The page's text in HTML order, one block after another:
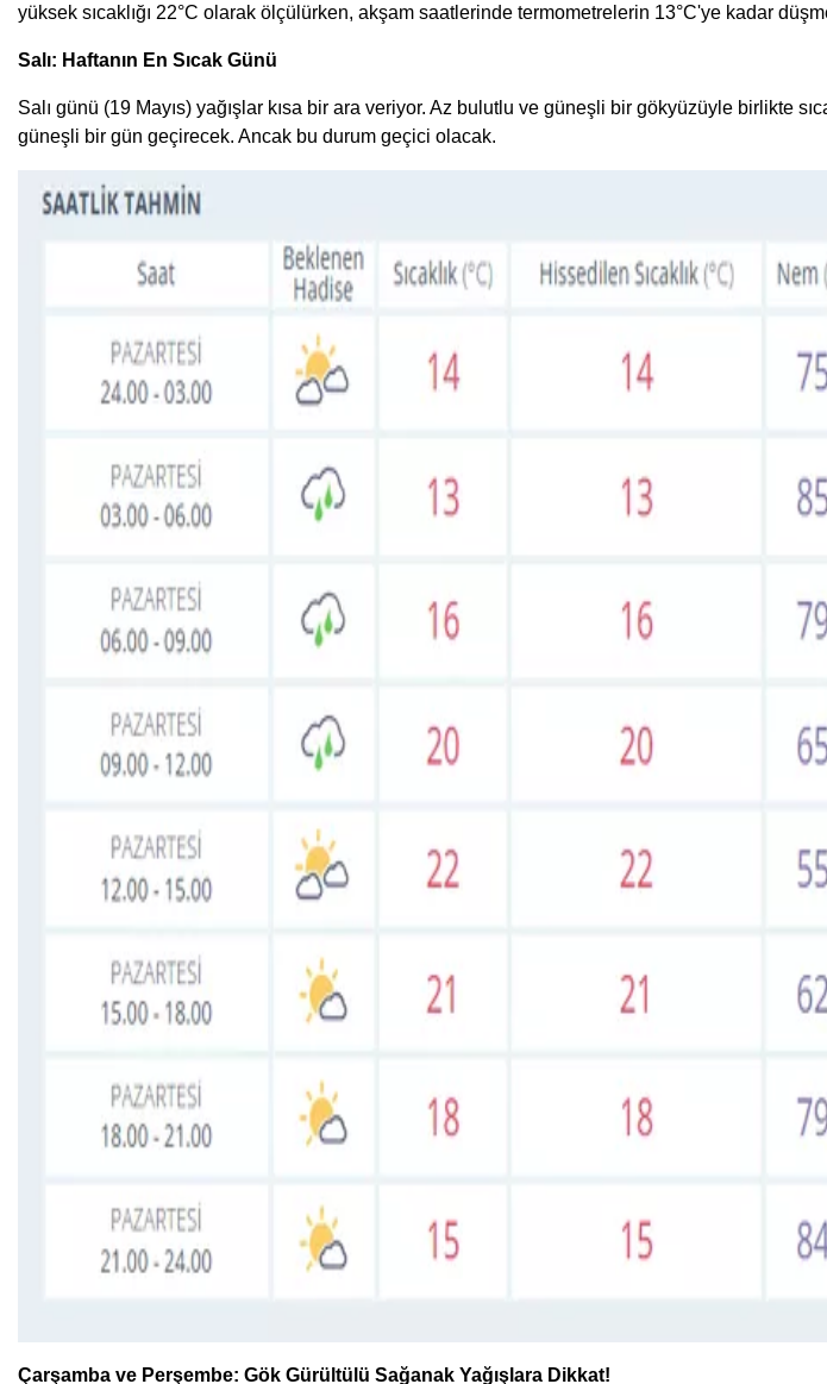
yüksek sıcaklığı 22°C olarak ölçülürken, akşam saatlerinde termometrelerin 13°C'ye kadar
Salı: Haftanın En Sıcak Günü
Salı günü (19 Mayıs) yağışlar kısa bir ara veriyor. Az bulutlu ve güneşli bir gökyüzüyle birlikte
güneşli bir gün geçirecek. Ancak bu durum geçici olacak.
Çarşamba ve Perşembe: Gök Gürültülü Sağanak Yağışlara Dikkat!